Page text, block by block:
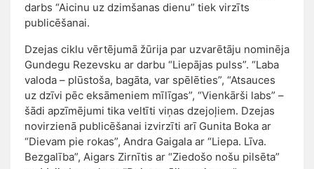
darbs “Aicinu uz dzimšanas dienu” tiek virzīts
publicēšanai.
Dzejas ciklu vērtējumā žūrija par uzvarētāju nominēja
Gundegu Rezevsku ar darbu “Liepājas pulss”. “Laba
valoda – plūstoša, bagāta, var spēlēties”, “Atsauces
uz dzīvi pēc eksāmeniem mīlīgas”, “Vienkārši labs” –
šādi apzīmējumi tika veltīti viņas dzejoļiem. Dzejas
novirzienā publicēšanai izvirzīti arī Gunita Boka ar
“Dievam pie rokas”, Andra Gaigala ar “Liepa. Līva.
Bezgalība”, Aigars Zirnītis ar “Ziedošo nošu pilsēta”